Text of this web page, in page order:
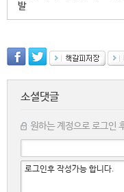
발
소셜댓글
원하는 계정으로 로그인